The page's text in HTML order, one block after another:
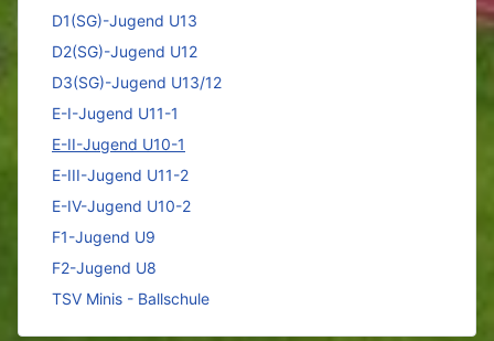
D1(SG)-Jugend U13
D2(SG)-Jugend U12
D3(SG)-Jugend U13/12
E-I-Jugend U11-1
E-II-Jugend U10-1
E-III-Jugend U11-2
E-IV-Jugend U10-2
F1-Jugend U9
F2-Jugend U8
TSV Minis - Ballschule